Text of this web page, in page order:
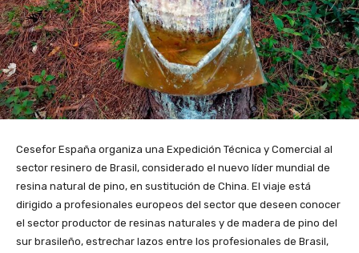
Cesefor España organiza una Expedición Técnica y Comercial al
sector resinero de Brasil, considerado el nuevo líder mundial de
resina natural de pino, en sustitución de China. El viaje está
dirigido a profesionales europeos del sector que deseen conocer
el sector productor de resinas naturales y de madera de pino del
sur brasileño, estrechar lazos entre los profesionales de Brasil,